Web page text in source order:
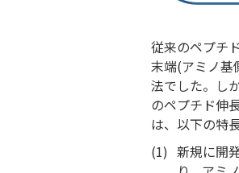
従来のペプチ
末端(アミノ基
法でした。し
のペプチド伸
は、以下の特
(1) 新規に開